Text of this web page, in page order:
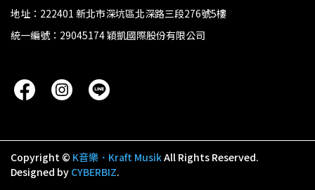
地址：222401 新北市深坑區北深路三段276號5樓
統一編號：29045174 穎凱國際股份有限公司
Copyright © K音樂．Kraft MusikAll Rights Reserved.
Designed by CYBERBIZ.